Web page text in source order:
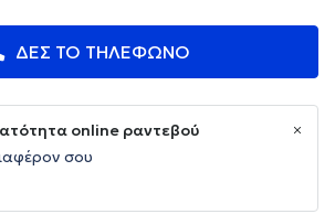
ΔΕΣ ΤΟ ΤΗΛΕΦΩΝΟ
online ραντεβού
σου